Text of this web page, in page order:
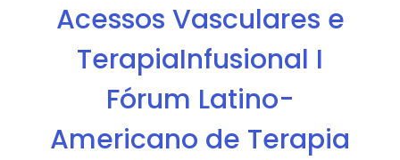
Acessos Vasculares e
TerapiaInfusional I
Fórum Latino-
Americano de Terapia